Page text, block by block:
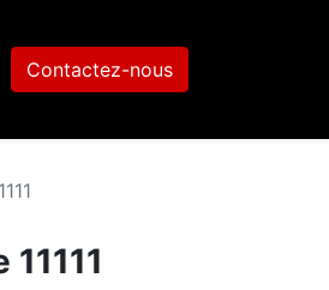
Contactez-nous